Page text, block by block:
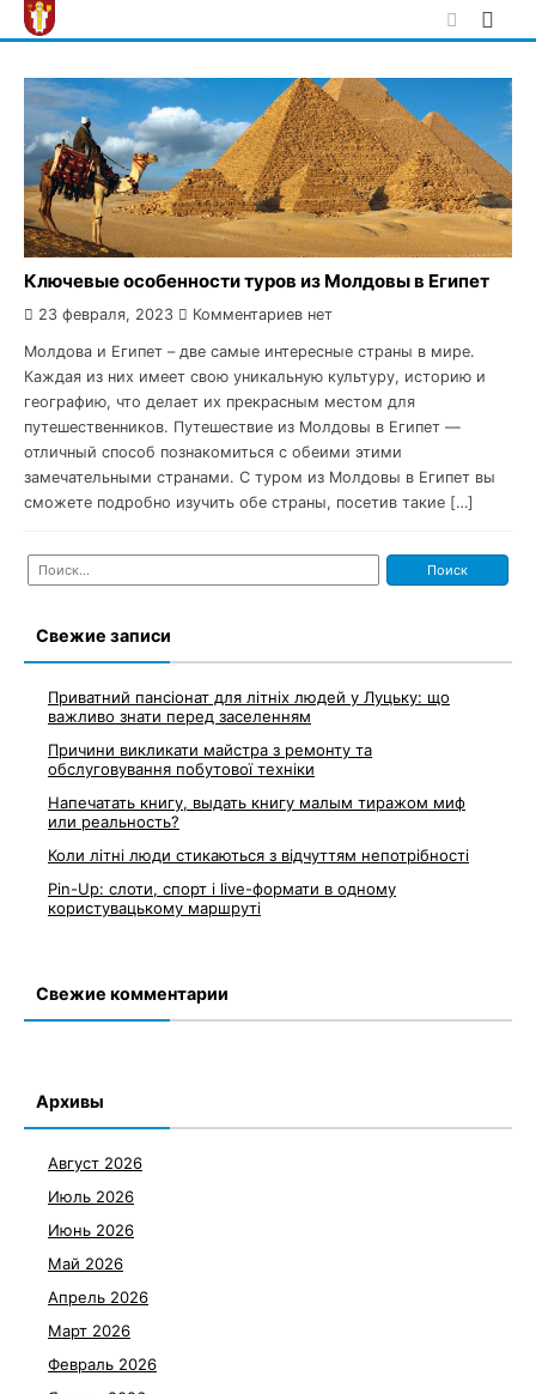
Skip
to
Ключевые особенности туров из Молдовы в Египет
23 февраля, 2023 Комментариев нет
Молдова и Египет – две самые интересные страны в мире.
Каждая из них имеет свою уникальную культуру, историю и
географию, что делает их прекрасным местом для
путешественников. Путешествие из Молдовы в Египет —
отличный способ познакомиться с обеими этими
замечательными странами. С туром из Молдовы в Египет вы
сможете подробно изучить обе страны, посетив такие […]
Найти:
Свежие записи
Приватний пансіонат для літніх людей у Луцьку: що
важливо знати перед заселенням
Причини викликати майстра з ремонту та
обслуговування побутової техніки
Напечатать книгу, выдать книгу малым тиражом миф
или реальность?
Коли літні люди стикаються з відчуттям непотрібності
Pin-Up: слоти, спорт і live-формати в одному
користувацькому маршруті
Свежие комментарии
Архивы
Август 2026
Июль 2026
Июнь 2026
Май 2026
Апрель 2026
Март 2026
Февраль 2026